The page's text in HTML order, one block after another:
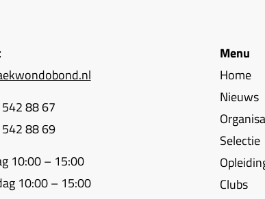
88 67
88 69
10:00 – 15:00
10:00 – 15:00
Menu
Home
Nieuws
Selectie
Clubs